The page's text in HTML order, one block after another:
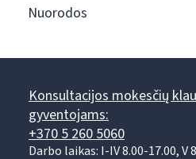
Nuorodos
Konsultacijos mokesčių
gyventojams:
+370 5 260 5060
Darbo laikas: I-IV 8.00-17.00, V